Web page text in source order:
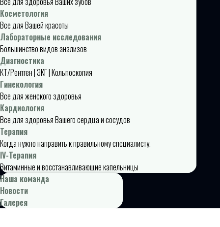
Косметология
Все для Вашей красоты
Лабораторные исследования
Большинство видов анализов
Диагностика
КТ/Рентген | ЭКГ | Кольпоскопия
Гинекология
Все для женского здоровья
Кардиология
Все для здоровья Вашего сердца и сосудов
Терапия
Когда нужно направить к правильному специалисту.
IV-Терапия
Витаминные и восстанавливающие капельницы
Наша команда
Новости
Галерея